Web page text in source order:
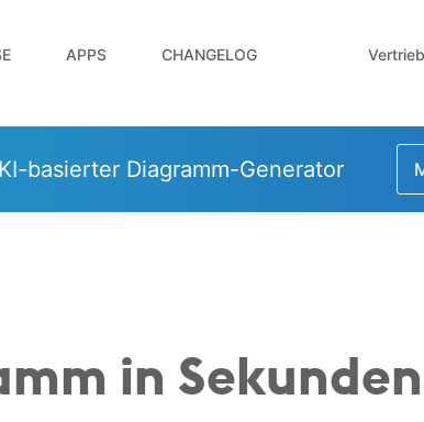
APPS CHANGELOG
basierter Diagramm-Generator
in